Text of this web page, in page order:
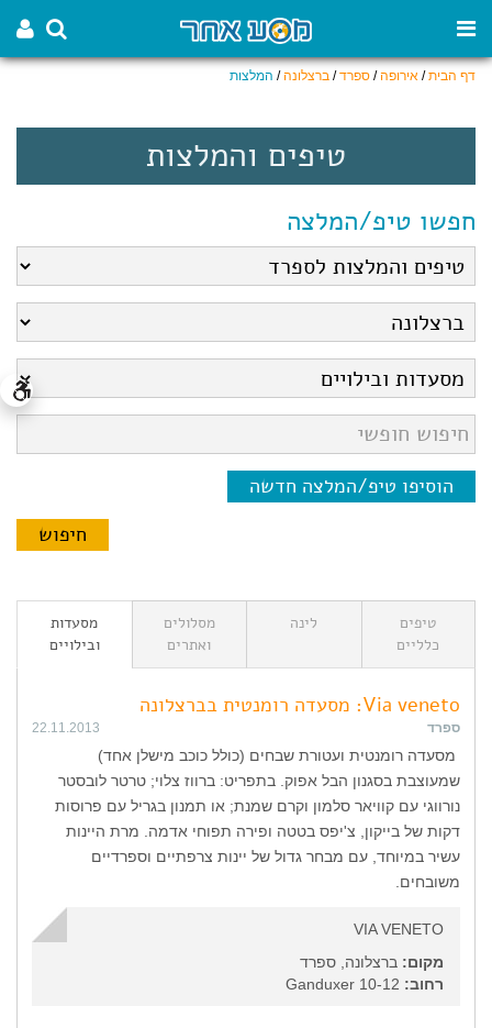
דף הבית/ אירופה/ ספרד/ ברצלונה/ המלצות
טיפים והמלצות
חפשו טיפ/המלצה
הוסיפו טיפ/המלצה חדשה
טיפים
כלליים
לינה
מסלולים
ואתרים
מסעדות
ובילויים
Via veneto: מסעדה רומנטית בברצלונה
ספרד 22.11.2013
מסעדה רומנטית ועטורת שבחים (כולל כוכב מישלן אחד)
שמעוצבת בסגנון הבל אפוק. בתפריט: ברווז צלוי; טרטר לובסטר
נורווגי עם קוויאר סלמון וקרם שמנת; או תמנון בגריל עם פרוסות
דקות של בייקון, צ'יפס בטטה ופירה תפוחי אדמה. מרת היינות
עשיר במיוחד, עם מבחר גדול של יינות צרפתיים וספרדיים
משובחים.
VIA VENETO
מקום: ברצלונה, ספרד
רחוב: